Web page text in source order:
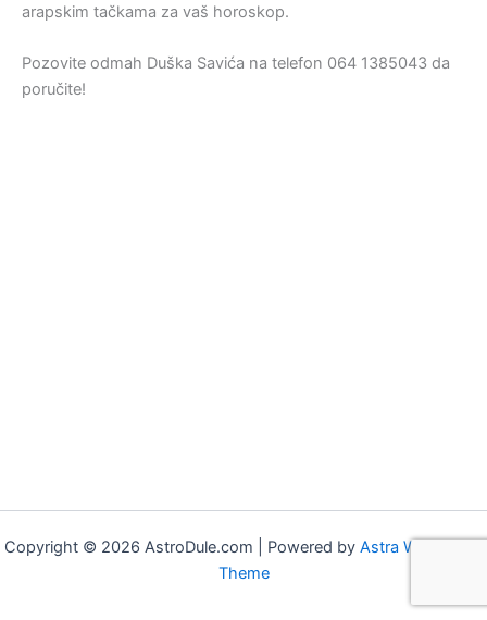
arapskim tačkama za vaš horoskop.
Pozovite odmah Duška Savića na telefon 064 1385043 da
poručite!
Copyright © 2026 AstroDule.com | Powered by Astra WordPress
Theme